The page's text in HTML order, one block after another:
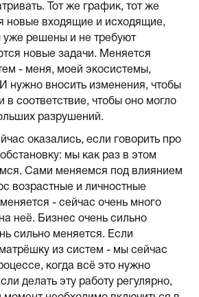
Тот же график, тот же
новые входящие и исходящие,
уже решены и не требуют
новые задачи. Меняется
- меня, моей экосистемы,
нужно вносить изменения, чтобы
в соответствие, чтобы оно могло
разрушений.
оказались, если говорить про
мы как раз в этом
Сами меняемся под влиянием
возрастные и личностные
- сейчас очень много
неё. Бизнес очень сильно
сильно меняется. Если
из систем - мы сейчас
когда всё это нужно
делать эту работу регулярно,